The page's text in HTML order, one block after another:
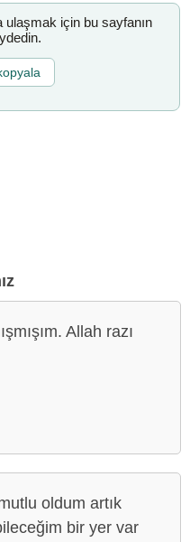
için bu sayfanın
Allah razı
oldum artık
bir yer var